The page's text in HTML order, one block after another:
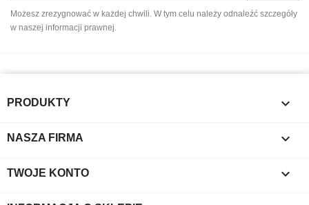
Możesz zrezygnować w każdej chwili. W tym celu należy odnaleźć szczegóły
w naszej informacji prawnej.
PRODUKTY 
NASZA FIRMA 
TWOJE KONTO 